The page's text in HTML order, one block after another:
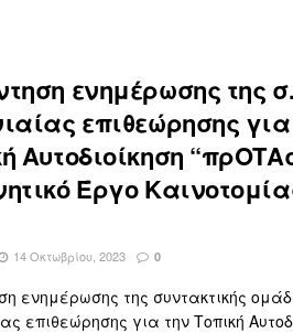
ενημέρωσης της
επιθεώρησης
Αυτοδιοίκηση
Έργο
14 Οκτωβρίου, 2023 0
ενημέρωσης της συντακτικής
επιθεώρησης για την Τοπική